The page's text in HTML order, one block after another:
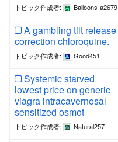
トピック作成者: Balloons-a2679
A gambling tilt release
correction chloroquine.
トピック作成者: Good451
Systemic starved
lowest price on generic
viagra intracavernosal
sensitized osmot
トピック作成者: Natural257